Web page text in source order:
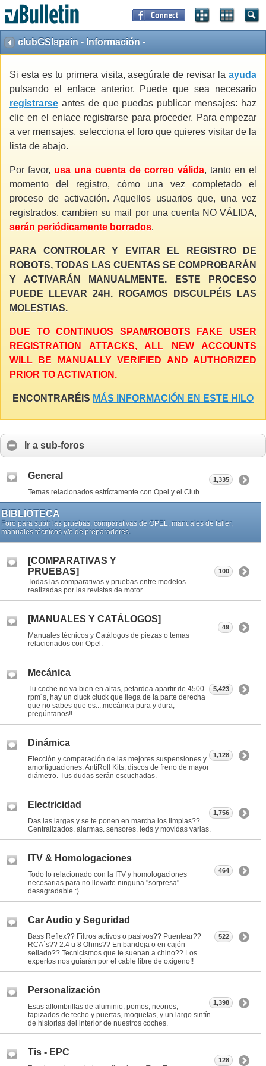
clubGSIspain - Información -
Si esta es tu primera visita, asegúrate de revisar la ayuda
pulsando el enlace anterior. Puede que sea necesario
registrarse antes de que puedas publicar mensajes: haz
clic en el enlace registrarse para proceder. Para empezar
a ver mensajes, selecciona el foro que quieres visitar de la
lista de abajo.
Por favor, usa una cuenta de correo válida, tanto en el
momento del registro, cómo una vez completado el
proceso de activación. Aquellos usuarios que, una vez
registrados, cambien su mail por una cuenta NO VÁLIDA,
serán periódicamente borrados.
PARA CONTROLAR Y EVITAR EL REGISTRO DE
ROBOTS, TODAS LAS CUENTAS SE COMPROBARÁN
Y ACTIVARÁN MANUALMENTE. ESTE PROCESO
PUEDE LLEVAR 24H. ROGAMOS DISCULPÉIS LAS
MOLESTIAS.
DUE TO CONTINUOS SPAM/ROBOTS FAKE USER
REGISTRATION ATTACKS, ALL NEW ACCOUNTS
WILL BE MANUALLY VERIFIED AND AUTHORIZED
PRIOR TO ACTIVATION.
ENCONTRARÉIS MÁS INFORMACIÓN EN ESTE HILO
Ir a sub-foros
General
Temas relacionados estríctamente con Opel y el Club.
1,335
BIBLIOTECA
Foro para subir las pruebas, comparativas de OPEL, manuales de taller,
manuales técnicos y/o de preparadores.
[COMPARATIVAS Y
PRUEBAS]
Todas las comparativas y pruebas entre modelos
realizadas por las revistas de motor.
100
[MANUALES Y CATÁLOGOS]
Manuales técnicos y Catálogos de piezas o temas
relacionados con Opel.
49
Mecánica
Tu coche no va bien en altas, petardea apartir de 4500
rpm´s, hay un cluck cluck que llega de la parte derecha
que no sabes que es....mecánica pura y dura,
pregúntanos!!
5,423
Dinámica
Elección y comparación de las mejores suspensiones y
amortiguaciones. AntiRoll Kits, discos de freno de mayor
diámetro. Tus dudas serán escuchadas.
1,128
Electricidad
Das las largas y se te ponen en marcha los limpias??
Centralizados. alarmas. sensores. leds y movidas varias.
1,756
ITV & Homologaciones
Todo lo relacionado con la ITV y homologaciones
necesarias para no llevarte ninguna "sorpresa"
desagradable :)
464
Car Audio y Seguridad
Bass Reflex?? Filtros activos o pasivos?? Puentear??
RCA´s?? 2.4 u 8 Ohms?? En bandeja o en cajón
sellado?? Tecnicismos que te suenan a chino?? Los
expertos nos guiarán por el cable libre de oxígeno!!
522
Personalización
Esas alfombrillas de aluminio, pomos, neones,
tapizados de techo y puertas, moquetas, y un largo sinfín
de historias del interior de nuestros coches.
1,398
Tis - EPC
128